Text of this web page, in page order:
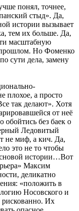
понял, точнее,
стыд». Да,
истории вызывает
тем их больше. Да,
масштабную
прошлом. Но Фоменко
сути дела, замену
плохое, а просто
так делают». Хотя
от неё
обойтись без баек о
Ледовитый
не миф, а кич. Да,
это не то чтобы
истории…Вот
Максим
деликатно
«положить в
Носовского и
Их